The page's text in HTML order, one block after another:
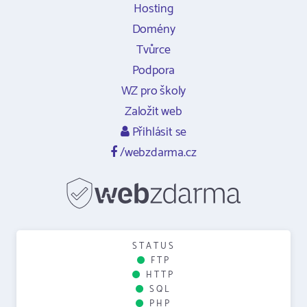
Hosting
Domény
Tvůrce
Podpora
WZ pro školy
Založit web
Přihlásit se
/webzdarma.cz
STATUS
FTP
HTTP
SQL
PHP